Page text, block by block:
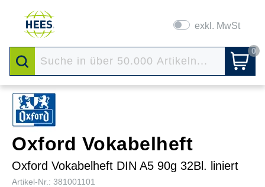
exkl. MwSt
0
Oxford Vokabelheft
Oxford Vokabelheft DIN A5 90g 32Bl. liniert
Artikel-Nr.: 381001101